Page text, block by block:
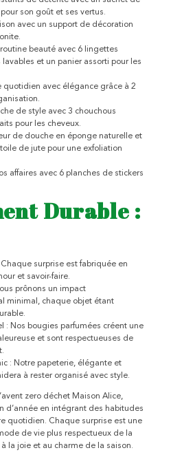
son goût et ses vertus.
avec un support de décoration
beauté avec 6 lingettes
et un panier assorti pour les
quotidien avec élégance grâce à 2
de style avec 3 chouchous
pour les cheveux.
de douche en éponge naturelle et
de jute pour une exfoliation
affaires avec 6 planches de stickers
Durable :
surprise est fabriquée en
et savoir-faire.
prônons un impact
minimal, chaque objet étant
: Nos bougies parfumées créent une
et sont respectueuses de
: Notre papeterie, élégante et
à rester organisé avec style.
zero déchet Maison Alice,
d’année en intégrant des habitudes
quotidien. Chaque surprise est une
de vie plus respectueux de la
la joie et au charme de la saison.